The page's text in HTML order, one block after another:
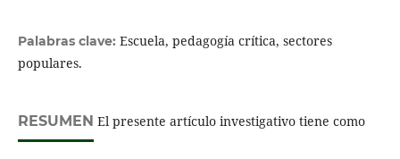
Palabras clave: Escuela, pedagogía crítica, sectores
populares.
RESUMEN El presente artículo investigativo tiene como